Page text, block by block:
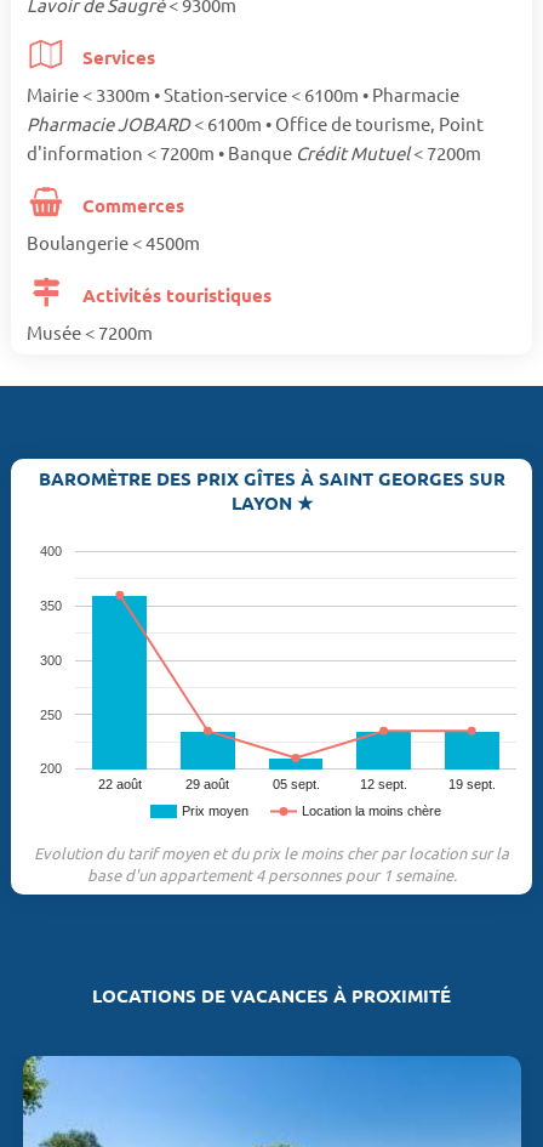
Services
Mairie < 3300m • Station-service < 6100m • Pharmacie
Pharmacie JOBARD< 6100m • Office de tourisme, Point
d'information < 7200m • Banque Crédit Mutuel< 7200m
Commerces
Boulangerie < 4500m
Activités touristiques
Musée < 7200m
BAROMÈTRE DES PRIX GÎTES À SAINT GEORGES SUR
LAYON ★
Prix moyen Location la moins chère
22 août 29 août 05 sept. 12 sept. 19 sept.
200
250
300
350
400
Evolution du tarif moyen et du prix le moins cher par location sur la
base d'un appartement 4 personnes pour 1 semaine.
LOCATIONS DE VACANCES À PROXIMITÉ